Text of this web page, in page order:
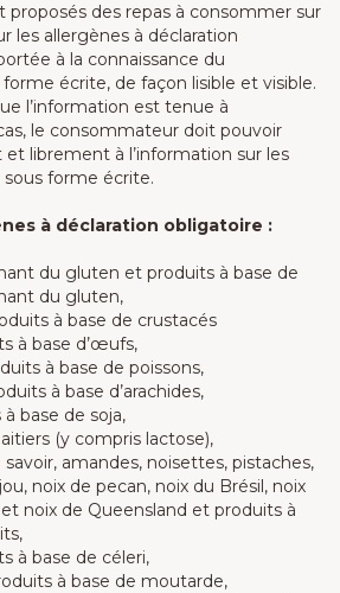
proposés des repas à consommer sur
les allergènes à déclaration
à la connaissance du
écrite, de façon lisible et visible.
l’information est tenue à
le consommateur doit pouvoir
librement à l’information sur les
forme écrite.
à déclaration obligatoire :
du gluten et produits à base de
du gluten,
à base de crustacés
à base d’œufs,
à base de poissons,
à base d’arachides,
base de soja,
(y compris lactose),
amandes, noisettes, pistaches,
noix de pecan, noix du Brésil, noix
noix de Queensland et produits à
à base de céleri,
à base de moutarde,